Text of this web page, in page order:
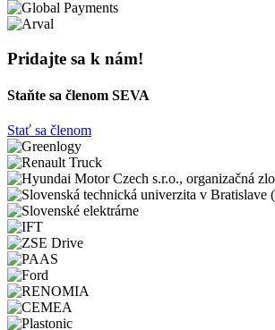
Pridajte sa k nám!
Staňte sa členom SEVA
Stať sa členom